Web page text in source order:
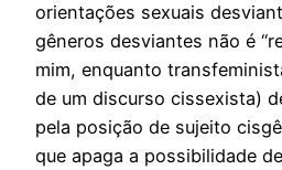
orientações sexuais
gêneros desviantes não é
mim, enquanto
de um discurso cissexista)
pela posição de sujeito
que apaga a possibilidade